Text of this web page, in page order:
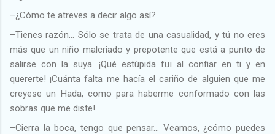
–¿Cómo te atreves a decir algo así?
–Tienes razón… Sólo se trata de una casualidad, y tú no eres
más que un niño malcriado y prepotente que está a punto de
salirse con la suya. ¡Qué estúpida fui al confiar en ti y en
quererte! ¡Cuánta falta me hacía el cariño de alguien que me
creyese un Hada, como para haberme conformado con las
sobras que me diste!
–Cierra la boca, tengo que pensar… Veamos, ¿cómo puedes